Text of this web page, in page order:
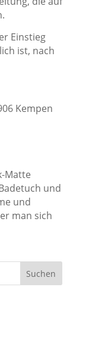
Einstieg
ist, nach
Kempen
Matte
und
und
man sich
Suchen